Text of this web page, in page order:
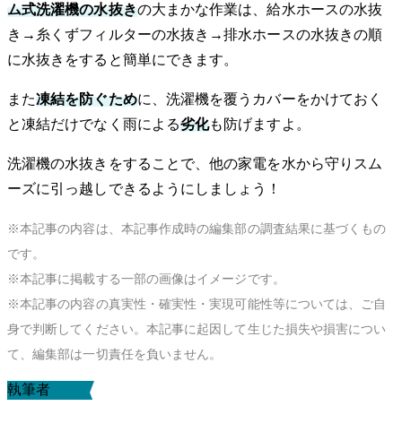
ム式洗濯機の水抜きの大まかな作業は、給水ホースの水抜
き→糸くずフィルターの水抜き→排水ホースの水抜きの順
に水抜きをすると簡単にできます。
また凍結を防ぐために、洗濯機を覆うカバーをかけておく
と凍結だけでなく雨による劣化も防げますよ。
洗濯機の水抜きをすることで、他の家電を水から守りスム
ーズに引っ越しできるようにしましょう！
※本記事の内容は、本記事作成時の編集部の調査結果に基づくもの
です。
※本記事に掲載する一部の画像はイメージです。
※本記事の内容の真実性・確実性・実現可能性等については、ご自
身で判断してください。本記事に起因して生じた損失や損害につい
て、編集部は一切責任を負いません。
執筆者